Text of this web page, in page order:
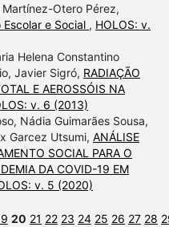
Otero Pérez,
e Social , HOLOS: v.
Helena Constantino
Javier Sigró, RADIAÇÃO
E AEROSSÓIS NA
v. 6 (2013)
Nádia Guimarães Sousa,
Garcez Utsumi, ANÁLISE
SOCIAL PARA O
DA COVID-19 EM
v. 5 (2020)
20 21 22 23 24 25 26 27 28